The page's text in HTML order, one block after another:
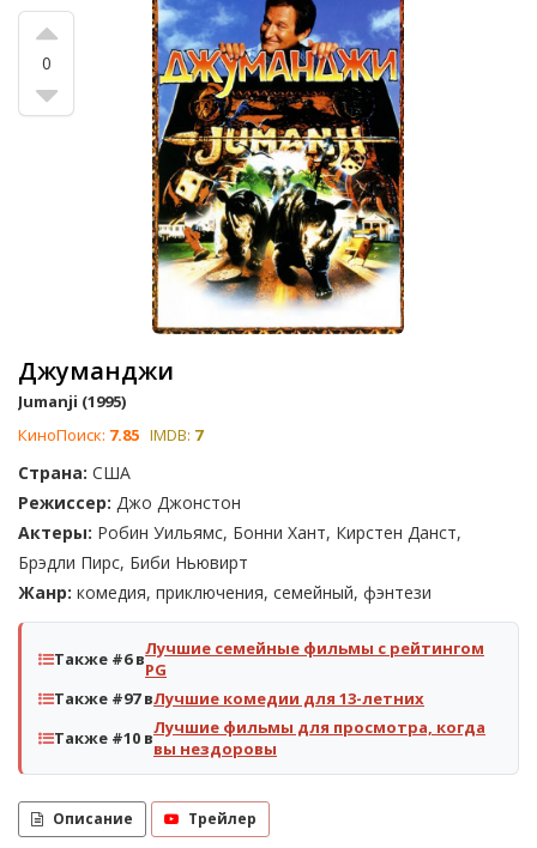
0
Джуманджи
Jumanji (1995)
КиноПоиск: 7.85 IMDB: 7
Страна: США
Режиссер: Джо Джонстон
Актеры: Робин Уильямс, Бонни Хант, Кирстен Данст,
Брэдли Пирс, Биби Ньювирт
Жанр: комедия, приключения, семейный, фэнтези
Также #6 вЛучшие семейные фильмы с рейтингом
PG
Также #97 вЛучшие комедии для 13-летних
Также #10 вЛучшие фильмы для просмотра, когда
вы нездоровы
Описание Трейлер